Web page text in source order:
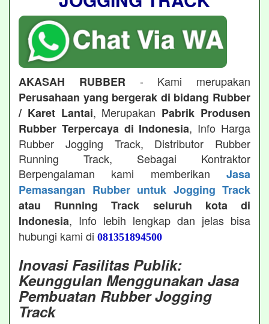
AKASAH RUBBER - Kami merupakan
Perusahaan yang bergerak di bidang Rubber
/ Karet Lantai, Merupakan Pabrik Produsen
Rubber Terpercaya di Indonesia, Info Harga
Rubber Jogging Track, Distributor Rubber
Running Track, Sebagai Kontraktor
Berpengalaman kami memberikan Jasa
Pemasangan Rubber untuk Jogging Track
atau Running Track seluruh kota di
Indonesia, Info lebih lengkap dan jelas bisa
hubungi kami di 081351894500
Inovasi Fasilitas Publik:
Keunggulan Menggunakan Jasa
Pembuatan Rubber Jogging
Track